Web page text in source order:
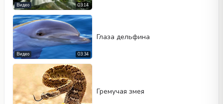
03:14
Видео
03:34
Видео
Глаза дельфина
Гремучая змея